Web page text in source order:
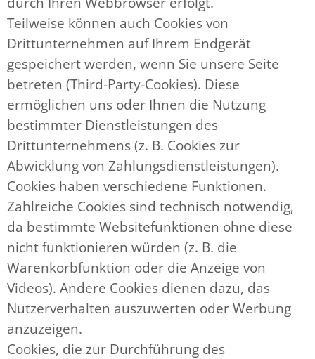
Teilweise können auch Cookies von
Drittunternehmen auf Ihrem Endgerät
gespeichert werden, wenn Sie unsere Seite
betreten (Third-Party-Cookies). Diese
ermöglichen uns oder Ihnen die Nutzung
bestimmter Dienstleistungen des
Drittunternehmens (z. B. Cookies zur
Abwicklung von Zahlungsdienstleistungen).
Cookies haben verschiedene Funktionen.
Zahlreiche Cookies sind technisch notwendig,
da bestimmte Websitefunktionen ohne diese
nicht funktionieren würden (z. B. die
Warenkorbfunktion oder die Anzeige von
Videos). Andere Cookies dienen dazu, das
Nutzerverhalten auszuwerten oder Werbung
anzuzeigen.
Cookies, die zur Durchführung des